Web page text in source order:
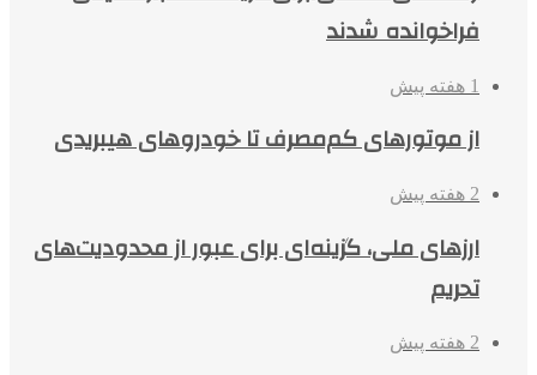
فراخوانده شدند
1 هفته پیش
از موتورهای کم‌مصرف تا خودروهای هیبریدی
2 هفته پیش
ارزهای ملی، گزینه‌ای برای عبور از محدودیت‌های
تحریم
2 هفته پیش